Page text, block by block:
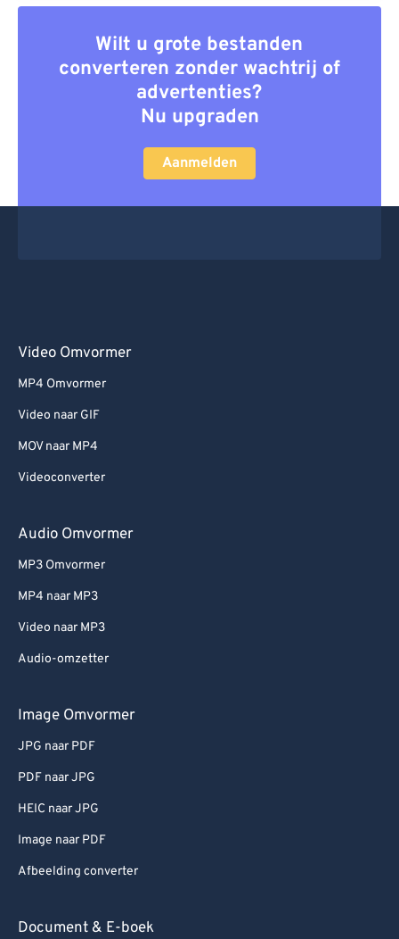
Wilt u grote bestanden
converteren zonder wachtrij of
advertenties?
Nu upgraden
Aanmelden
Video Omvormer
MP4 Omvormer
Video naar GIF
MOV naar MP4
Videoconverter
Audio Omvormer
MP3 Omvormer
MP4 naar MP3
Video naar MP3
Audio-omzetter
Image Omvormer
JPG naar PDF
PDF naar JPG
HEIC naar JPG
Image naar PDF
Afbeelding converter
Document & E-boek